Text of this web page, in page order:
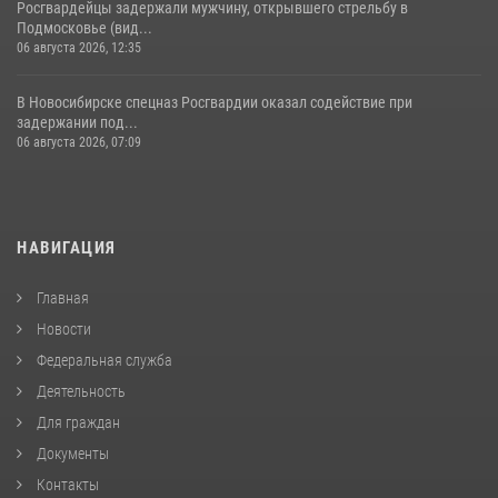
Росгвардейцы задержали мужчину, открывшего стрельбу в
Подмосковье (вид...
06 августа 2026, 12:35
В Новосибирске спецназ Росгвардии оказал содействие при
задержании под...
06 августа 2026, 07:09
НАВИГАЦИЯ
Главная
Новости
Федеральная служба
Деятельность
Для граждан
Документы
Контакты